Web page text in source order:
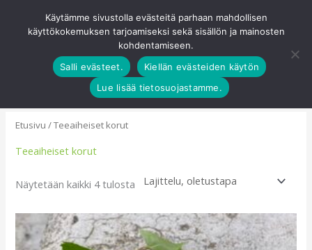
0
Etusivu / Teeaiheiset korut
Teeaiheiset korut
Näytetään kaikki 4 tulosta
Käytämme sivustolla evästeitä parhaan mahdollisen
käyttökokemuksen tarjoamiseksi sekä sisällön ja mainosten
kohdentamiseen.
Salli evästeet.
Kiellän evästeiden käytön
Lue lisää tietosuojastamme.